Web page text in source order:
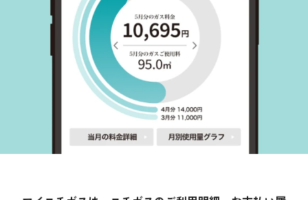
シミュレーション
お申し込み一覧
ガス料金